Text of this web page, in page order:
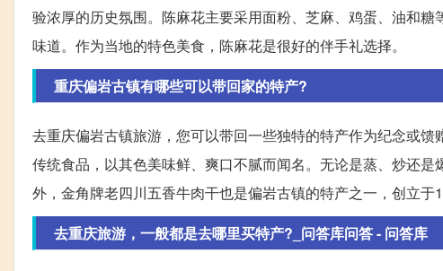
验浓厚的历史氛围。陈麻花主要采用面粉、芝麻、鸡蛋、油和
味道。作为当地的特色美食，陈麻花是很好的伴手礼选择。
重庆偏岩古镇有哪些可以带回家的特产?
去重庆偏岩古镇旅游，您可以带回一些独特的特产作为纪念或
传统食品，以其色美味鲜、爽口不腻而闻名。无论是蒸、炒还
外，金角牌老四川五香牛肉干也是偏岩古镇的特产之一，创立于
去重庆旅游，一般都是去哪里买特产?_问答库问答 - 问答库